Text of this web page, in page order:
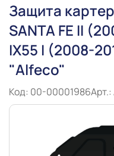
Защита
SANTA FE II
IX55 I (2008-
"Alfeco"
Код: 00-00001986Арт.: